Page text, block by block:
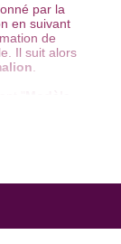
par la
en suivant
de
Il suit alors
intitulée
l'aventure
ODB.
d'abord auPetit